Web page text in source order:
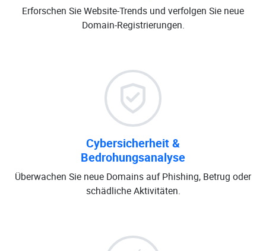
Erforschen Sie Website-Trends und verfolgen Sie neue
Domain-Registrierungen.
Cybersicherheit &
Bedrohungsanalyse
Überwachen Sie neue Domains auf Phishing, Betrug oder
schädliche Aktivitäten.